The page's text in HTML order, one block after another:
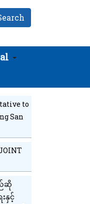
to
San
ဆို
နှင့်